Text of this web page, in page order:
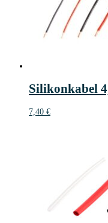
Silikonkabel
7,40 €